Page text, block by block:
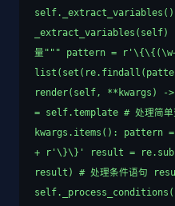
_extract_variables(self)
量""" pattern =
render(self, **kwargs) -
= self.template # 处理简
kwargs.items(): pattern
+ r'\}\}' result =
result) # 处理条件语句